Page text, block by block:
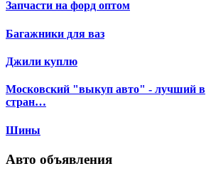
Запчасти на форд оптом
Багажники для ваз
Джили куплю
Московский "выкуп авто" - лучший в
стран…
Шины
Авто объявления